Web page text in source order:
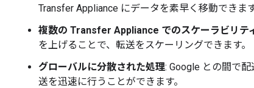
Transfer Appliance にデータを素早く移動できます
複数の Transfer Appliance でのスケーラビリテ
を上げることで、転送をスケーリングできます。
グローバルに分散された処理: Google との間で
送を迅速に行うことができます。